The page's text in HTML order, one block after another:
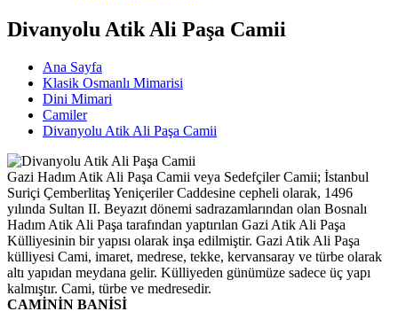
Divanyolu Atik Ali Paşa Camii
Ana Sayfa
Klasik Osmanlı Mimarisi
Dini Mimari
Camiler
Divanyolu Atik Ali Paşa Camii
Gazi Hadım Atik Ali Paşa Camii veya Sedefçiler Camii; İstanbul
Suriçi Çemberlitaş Yeniçeriler Caddesine cepheli olarak, 1496
yılında Sultan II. Beyazıt dönemi sadrazamlarından olan Bosnalı
Hadım Atik Ali Paşa tarafından yaptırılan Gazi Atik Ali Paşa
Külliyesinin bir yapısı olarak inşa edilmiştir. Gazi Atik Ali Paşa
külliyesi Cami, imaret, medrese, tekke, kervansaray ve türbe olarak
altı yapıdan meydana gelir. Külliyeden günümüze sadece üç yapı
kalmıştır. Cami, türbe ve medresedir.
CAMİNİN BANİSİ